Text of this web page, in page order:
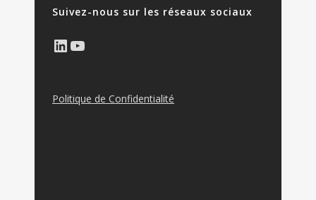
Suivez-nous sur les réseaux sociaux
LinkedIn
YouTube
Politique de Confidentialité